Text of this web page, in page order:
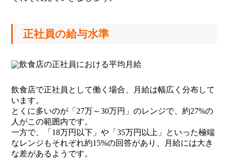
正社員の給与水準
飲食店で正社員として働く場合、月給は幅広く分布して
います。
とくに多いのが「27万～30万円」のレンジで、約27%の
人がこの範囲内です。
一方で、「18万円以下」や「35万円以上」といった極端
なレンジもそれぞれ約15%の回答があり、月給には大き
な差があるようです。